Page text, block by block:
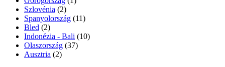
Szlovénia (2)
Spanyolország (11)
Bled (2)
Indonézia - Bali (10)
Olaszország (37)
Ausztria (2)